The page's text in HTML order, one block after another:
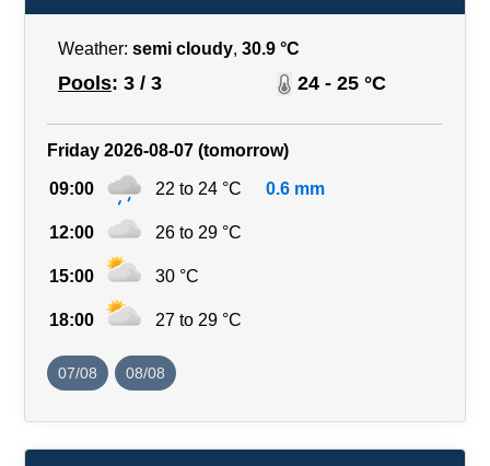
Weather: semi cloudy, 30.9 °C
Pools: 3 / 3 24 - 25 °C
Friday 2026-08-07 (tomorrow)
09:00 22 to 24 °C 0.6 mm
12:00 26 to 29 °C
15:00 30 °C
18:00 27 to 29 °C
07/08 08/08